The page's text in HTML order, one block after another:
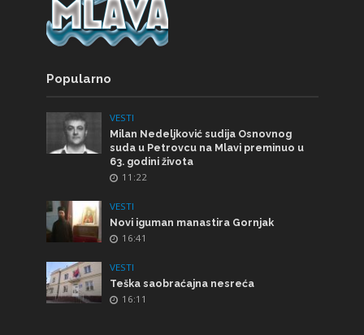
Popularno
VESTI
Milan Nedeljković sudija Osnovnog
suda u Petrovcu na Mlavi preminuo u
63. godini života
11:22
VESTI
Novi iguman manastira Gornjak
16:41
VESTI
Teška saobraćajna nesreća
16:11